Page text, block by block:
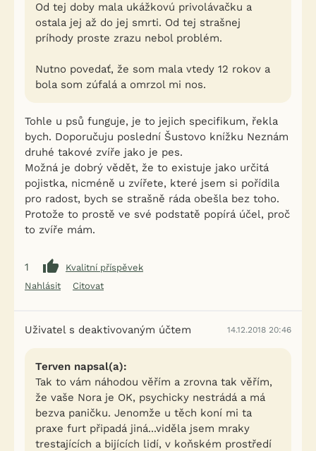
Od tej doby mala ukážkovú privolávačku a
ostala jej až do jej smrti. Od tej strašnej
príhody proste zrazu nebol problém.
Nutno povedať, že som mala vtedy 12 rokov a
bola som zúfalá a omrzol mi nos.
Tohle u psů funguje, je to jejich specifikum, řekla
bych. Doporučuju poslední Šustovo knížku Neznám
druhé takové zvíře jako je pes.
Možná je dobrý vědět, že to existuje jako určitá
pojistka, nicméně u zvířete, které jsem si pořídila
pro radost, bych se strašně ráda obešla bez toho.
Protože to prostě ve své podstatě popírá účel, proč
to zvíře mám.
1
Kvalitní příspěvek
Nahlásit
Citovat
Uživatel s deaktivovaným účtem 14.12.2018 20:46
Terven napsal(a):
Tak to vám náhodou věřím a zrovna tak věřím,
že vaše Nora je OK, psychicky nestrádá a má
bezva paničku. Jenomže u těch koní mi ta
praxe furt připadá jiná...viděla jsem mraky
trestajících a bijících lidí, v koňském prostředí